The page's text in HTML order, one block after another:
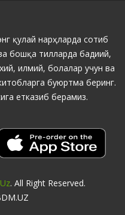
қулай нарҳларда сотиб
бошқа тилларда бадиий,
илмий, болалар учун ва
буюртма беринг.
етказиб берамиз.
. All Right Reserved.